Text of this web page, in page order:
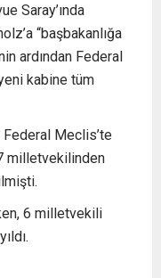
Saray’ında
“başbakanlığa
ardından Federal
kabine tüm
Federal Meclis’te
milletvekilinden
6 milletvekili